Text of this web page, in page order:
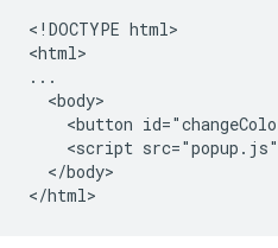
<!DOCTYPE html>
<html>
...
  <body>
<button
<script
  </body>